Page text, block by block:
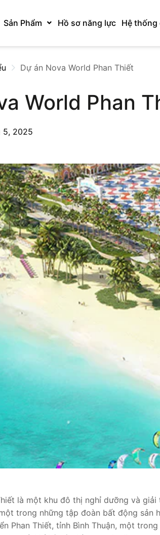
Sản Phẩm Hồ sơ năng lực Hệ thống
Dự án Nova World Phan Thiết
World Phan
5, 2025
là một khu đô thị nghỉ dưỡng và
trong những tập đoàn bất động sản
Phan Thiết, tỉnh Bình Thuận, một